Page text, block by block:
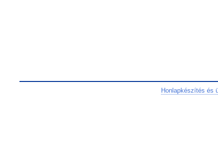
Honlapkészítés és